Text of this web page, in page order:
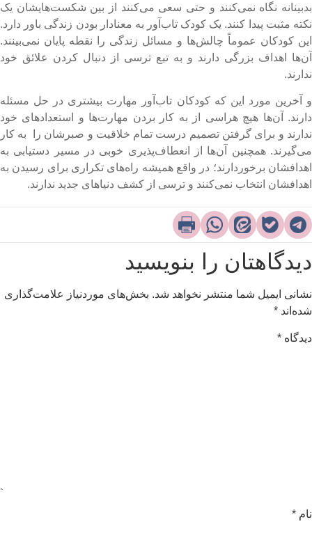
نگاه نمی‌کنند و حتی سعی می‌کنند از بین شکست‌هایشان یک
نکته مثبت پیدا کنند. یک کودک تاب‌‎آور به معنادار بودن زندگی باور دارد.
کودکان عموماً چالش‌ها و مسائل زندگی را نقطه پایان نمی‌بینند.
اهداف بزرگی دارند و به تبع ترسی از دنبال کردن علائق خود
آخرین مورد این که کودکان تاب‌آور مهارت بیشتری در حل مسئله
آن‌ها هیچ هراسی از به کار بردن مهارت‌ها و استعدادهای خود
و برای گرفتن تصمیم درست تمام خلاقیت و صبرشان را به کار
همچنین آن‌ها از انعطاف‌پذیری خوبی در مسیر دستیابی به
برخوردارند؛ در واقع همیشه راه‌های تکراری برای رسیدن به
انتخاب نمی‌کنند و ترسی از کشف دنیاهای جدید ندارند.
را بنویسید
ایمیل شما منتشر نخواهد شد. بخش‌های موردنیاز علامت‌گذاری
*
*
*